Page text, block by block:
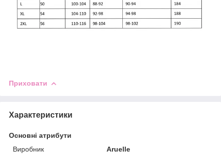
Приховати
Характеристики
Основні атрибути
Виробник
Aruelle